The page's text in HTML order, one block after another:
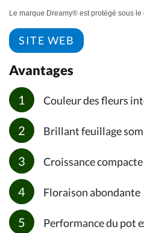
Le marque Dreamy® est protégé sous
SITE WEB
Avantages
Couleur des fleurs
Brillant feuillage
Croissance compacte
Floraison abondante
Performance du pot